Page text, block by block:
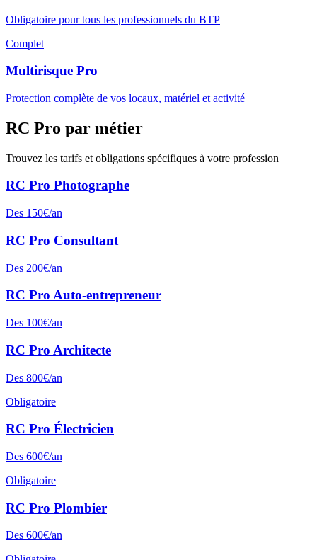
Obligatoire pour tous les professionnels du BTP
Complet
Multirisque Pro
Protection complète de vos locaux, matériel et activité
RC Pro par métier
Trouvez les tarifs et obligations spécifiques à votre profession
RC Pro Photographe
Des 150€/an
RC Pro Consultant
Des 200€/an
RC Pro Auto-entrepreneur
Des 100€/an
RC Pro Architecte
Des 800€/an
Obligatoire
RC Pro Électricien
Des 600€/an
Obligatoire
RC Pro Plombier
Des 600€/an